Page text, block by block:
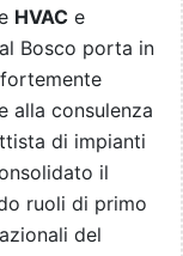
HVAC e
Bosco porta in
alla consulenza
di impianti
il
ruoli di primo
del